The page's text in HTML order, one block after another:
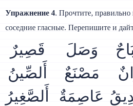
Упражнение 4. Прочтите, правильно
соседние гласные. Перепишите и
قَصِيرٌ وَصَلَ
أَلصِّينُ
مَصْنَعٌ
أَلصَّغِيرُ
عَاصِمَةٌ